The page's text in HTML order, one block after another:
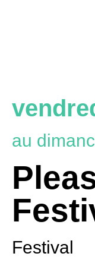
au
Festival